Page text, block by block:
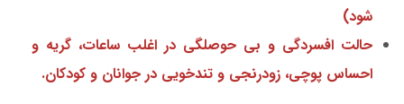
شود)
حالت افسردگی و بی حوصلگی در اغلب ساعات، گریه و
احساس پوچی، زودرنجی و تندخویی در جوانان و کودکان.